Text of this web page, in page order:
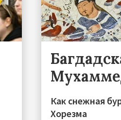
Как снежная
Хорезма